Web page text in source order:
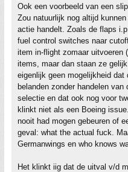
Ook een voorbeeld van een
Zou natuurlijk nog altijd
actie handelt. Zoals de flaps
fuel control switches naar
item in-flight zomaar uitvoeren
items, maar dan staan ze
eigenlijk geen mogelijkheid
belanden zonder handelen
selectie en dat ook nog voor
klinkt niet als een Boeing
nooit had mogen gebeuren of
geval: what the actual fuck.
Germanwings en who knows
Het klinkt iig dat de uitval v/d